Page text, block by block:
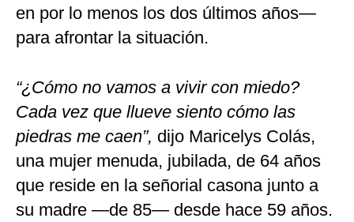
en por lo menos los dos últimos años—
para afrontar la situación.
“¿Cómo no vamos a vivir con miedo?
Cada vez que llueve siento cómo las
piedras me caen”, dijo Maricelys Colás,
una mujer menuda, jubilada, de 64 años
que reside en la señorial casona junto a
su madre —de 85— desde hace 59 años.